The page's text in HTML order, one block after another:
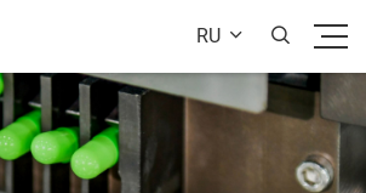
RU  